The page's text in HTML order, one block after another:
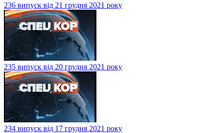
236 випуск від 21 грудня 2021 року
235 випуск від 20 грудня 2021 року
234 випуск від 17 грудня 2021 року